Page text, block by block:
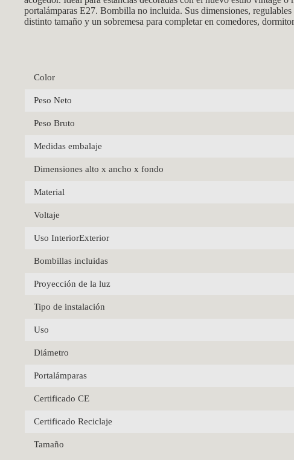
portalámparas E27. Bombilla no incluida. Sus dimensiones,
distinto tamaño y un sobremesa para completar en comedores,
Color
Peso Neto
Peso Bruto
Medidas embalaje
Dimensiones alto x ancho x fondo
Material
Voltaje
Uso InteriorExterior
Bombillas incluidas
Proyección de la luz
Tipo de instalación
Uso
Diámetro
Portalámparas
Certificado CE
Certificado Reciclaje
Tamaño